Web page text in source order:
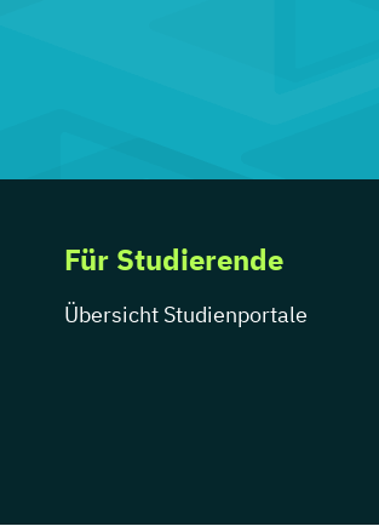
Für Studierende
Übersicht Studienportale